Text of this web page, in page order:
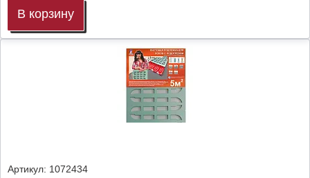
В корзину
Артикул: 1072434